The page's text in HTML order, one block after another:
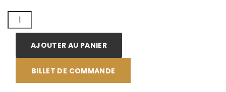
AJOUTER AU PANIER
BILLET DE COMMANDE